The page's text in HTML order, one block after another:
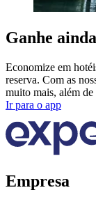
Ganhe
Economize em
reserva. Com as
muito mais, além
Ir para o app
Empresa